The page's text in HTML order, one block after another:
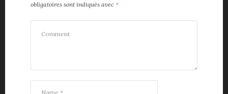
obligatoires sont indiqués avec *